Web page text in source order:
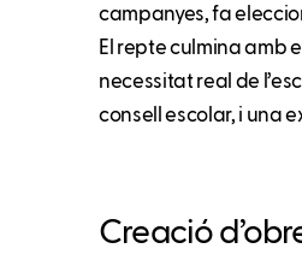
campanyes, fa
El repte culmina amb
necessitat real de
consell escolar, i una
Creació